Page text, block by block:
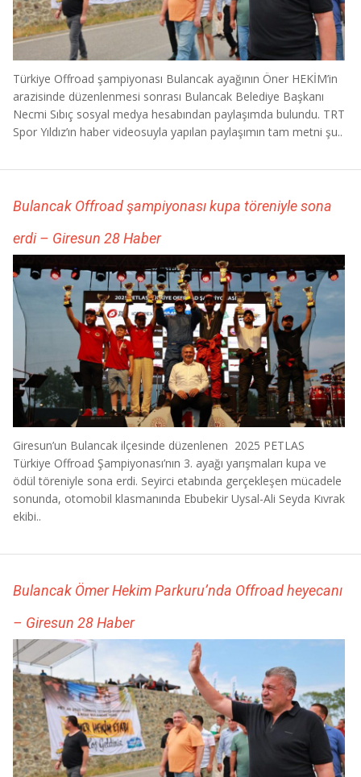
Türkiye Offroad şampiyonası Bulancak ayağının Öner HEKİM’in
arazisinde düzenlenmesi sonrası Bulancak Belediye Başkanı
Necmi Sıbıç sosyal medya hesabından paylaşımda bulundu. TRT
Spor Yıldız’ın haber videosuyla yapılan paylaşımın tam metni şu..
Bulancak Offroad şampiyonası kupa töreniyle sona
erdi – Giresun 28 Haber
Giresun’un Bulancak ilçesinde düzenlenen 2025 PETLAS
Türkiye Offroad Şampiyonası’nın 3. ayağı yarışmaları kupa ve
ödül töreniyle sona erdi. Seyirci etabında gerçekleşen mücadele
sonunda, otomobil klasmanında Ebubekir Uysal-Ali Seyda Kıvrak
ekibi..
Bulancak Ömer Hekim Parkuru’nda Offroad heyecanı
– Giresun 28 Haber